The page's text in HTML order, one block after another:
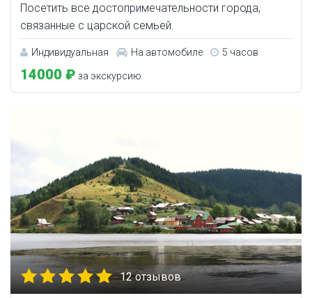
Посетить все достопримечательности города,
связанные с царской семьей.
Индивидуальная На автомобиле 5 часов
14000 ₽ за экскурсию
12 отзывов